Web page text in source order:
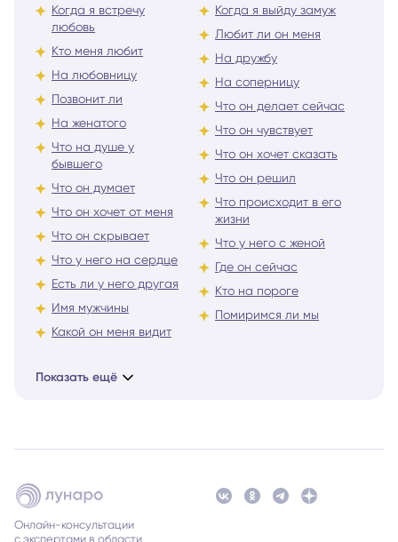
Когда я встречу
любовь
Кто меня любит
На любовницу
Позвонит ли
На женатого
Что на душе у
бывшего
Что он думает
Что он хочет от меня
Что он скрывает
Что у него на сердце
Есть ли у него другая
Имя мужчины
Какой он меня видит
Когда я выйду замуж
Любит ли он меня
На дружбу
На соперницу
Что он делает сейчас
Что он чувствует
Что он хочет сказать
Что он решил
Что происходит в его
жизни
Что у него с женой
Где он сейчас
Кто на пороге
Помиримся ли мы
Показать ещё
Онлайн-консультации
с экспертами в области